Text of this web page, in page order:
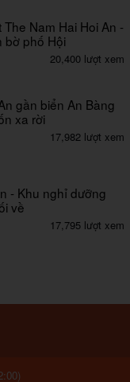
Nam Hai Hoi An -
bờ phố Hội
20,400 lượt xem
gần biển An Bàng
xa rời
17,982 lượt xem
- Khu nghỉ dưỡng
về
17,795 lượt xem